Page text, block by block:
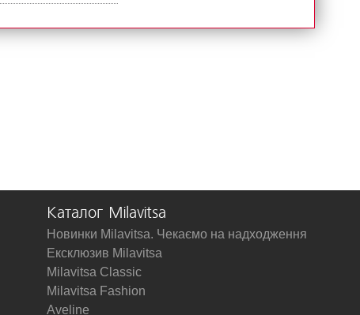
Каталог Milavitsa
Новинки Milavitsa. Чекаємо на надходження
Ексклюзив Milavitsa
Milavitsa Classic
Milavitsa Fashion
Aveline